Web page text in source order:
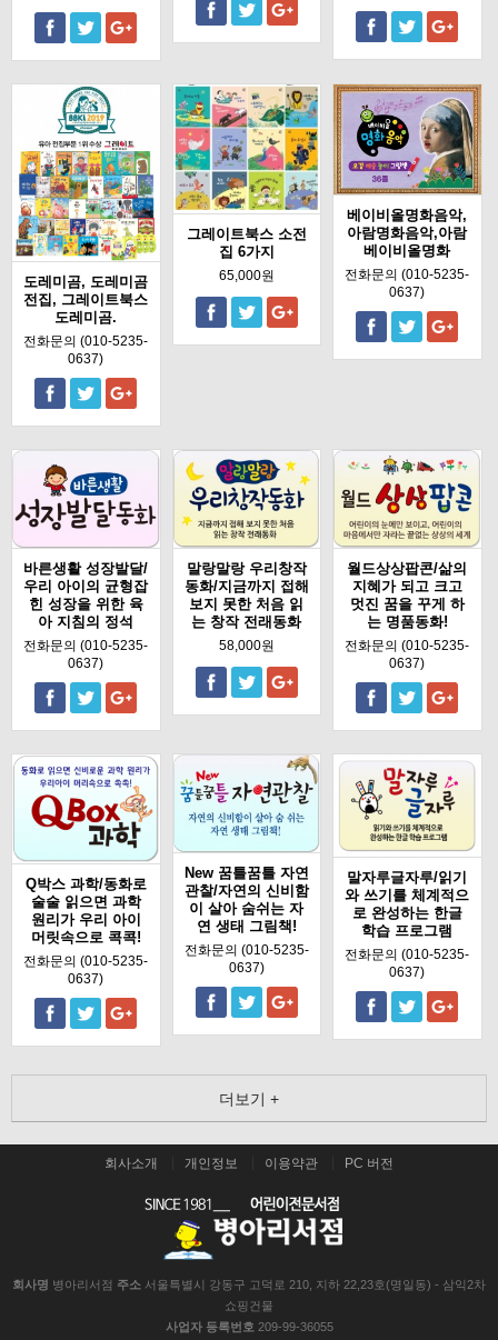
도레미곰, 도레미곰
전집, 그레이트북스
도레미곰.
전화문의 (010-5235-
0637)
그레이트북스 소전
집 6가지
65,000원
베이비올명화음악,
아람명화음악,아람
베이비올명화
전화문의 (010-5235-
0637)
바른생활 성장발달/
우리 아이의 균형잡
힌 성장을 위한 육
아 지침의 정석
전화문의 (010-5235-
0637)
말랑말랑 우리창작
동화/지금까지 접해
보지 못한 처음 읽
는 창작 전래동화
58,000원
월드상상팝콘/삶의
지혜가 되고 크고
멋진 꿈을 꾸게 하
는 명품동화!
전화문의 (010-5235-
0637)
Q박스 과학/동화로
술술 읽으면 과학
원리가 우리 아이
머릿속으로 콕콕!
전화문의 (010-5235-
0637)
New 꿈틀꿈틀 자연
관찰/자연의 신비함
이 살아 숨쉬는 자
연 생태 그림책!
전화문의 (010-5235-
0637)
말자루글자루/읽기
와 쓰기를 체계적으
로 완성하는 한글
학습 프로그램
전화문의 (010-5235-
0637)
더보기 +
회사소개 개인정보 이용약관 PC 버전
회사명 병아리서점 주소 서울특별시 강동구 고덕로 210, 지하 22,23호(명일동) - 삼익2차
쇼핑건물
사업자 등록번호 209-99-36055